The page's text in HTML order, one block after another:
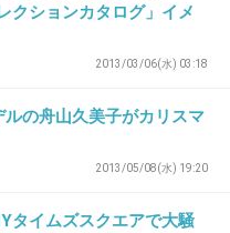
んなら台湾行けば
+37 -3
クションカタログ」イメ
2013/03/06(水) 03:18
ルの舟山久美子がカリスマ
2013/05/08(水) 19:20
タイムズスクエアで大騒